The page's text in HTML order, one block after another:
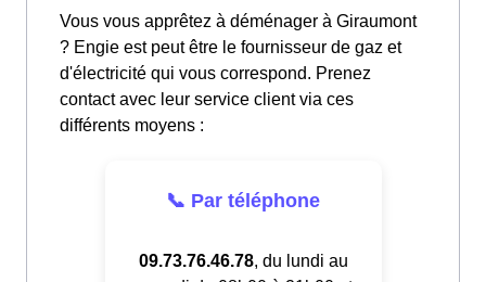
Vous vous apprêtez à déménager à Giraumont
? Engie est peut être le fournisseur de gaz et
d'électricité qui vous correspond. Prenez
contact avec leur service client via ces
différents moyens :
📞 Par téléphone
09.73.76.46.78, du lundi au